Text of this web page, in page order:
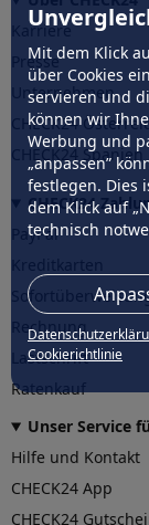
Mit dem Klick
über Cookies
servieren und
können wir
Werbung und
„anpassen”
festlegen. Dies
dem Klick auf
technisch
Cookierichtlinie
Karriere
Presse
Unternehmen
CHECK24
CHECK24 Spanien
CHECK24
PayPal
Rechnung
Lastschrift
Ratenkauf
Unser Service
Hilfe und Kontakt
CHECK24 App
CHECK24